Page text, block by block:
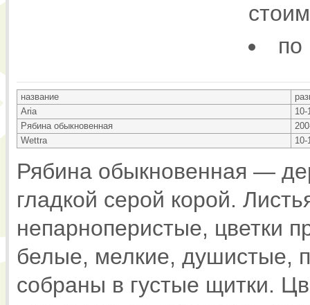
по
название
Aria
10-
Рябина обыкновенная
Wettra
10-
Рябина обыкновенная —
гладкой серой корой.
непарноперистые, цветки
белые, мелкие, душистые,
собраны в густые щитки.